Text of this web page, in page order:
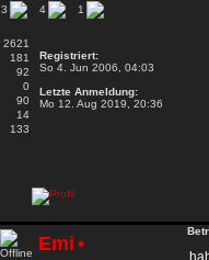
3 4 1
2621
181
92
0
90
14
133
Registriert:
So 4. Jun 2006, 04:03
Letzte Anmeldung:
Mo 12. Aug 2019, 20:36
Emi •